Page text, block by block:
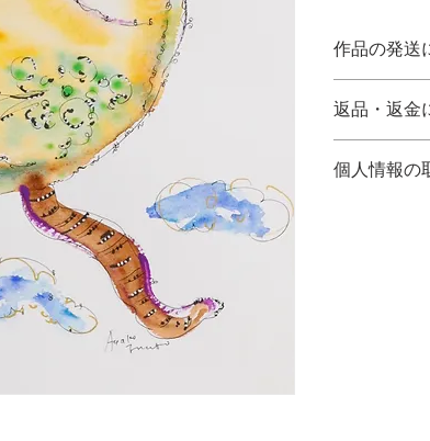
作品の発送
●作品は作家
※発送の際
家さんへ提
返品・返金
10日間以内
個人情報の